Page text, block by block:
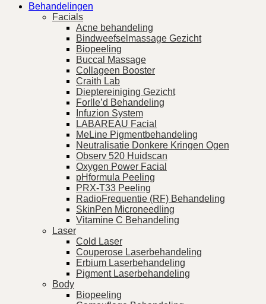
Behandelingen
Facials
Acne behandeling
Bindweefselmassage Gezicht
Biopeeling
Buccal Massage
Collageen Booster
Craith Lab
Dieptereiniging Gezicht
Forlle’d Behandeling
Infuzion System
LABAREAU Facial
MeLine Pigmentbehandeling
Neutralisatie Donkere Kringen Ogen
Observ 520 Huidscan
Oxygen Power Facial
pHformula Peeling
PRX-T33 Peeling
RadioFrequentie (RF) Behandeling
SkinPen Microneedling
Vitamine C Behandeling
Laser
Cold Laser
Couperose Laserbehandeling
Erbium Laserbehandeling
Pigment Laserbehandeling
Body
Biopeeling